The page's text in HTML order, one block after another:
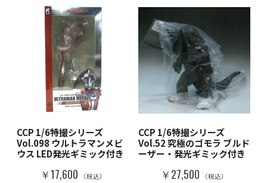
CCP 1/6特撮シリーズ
Vol.098 ウルトラマンメビ
ウス LED発光ギミック付き
￥17,600 （税込）
CCP 1/6特撮シリーズ
Vol.52 究極のゴモラ ブルド
ーザー・発光ギミック付き
￥27,500 （税込）